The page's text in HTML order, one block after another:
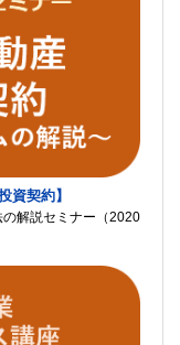
資契約】
解説セミナー（2020